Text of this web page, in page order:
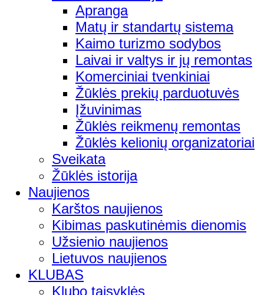
Apranga
Matų ir standartų sistema
Kaimo turizmo sodybos
Laivai ir valtys ir jų remontas
Komerciniai tvenkiniai
Žūklės prekių parduotuvės
Įžuvinimas
Žūklės reikmenų remontas
Žūklės kelionių organizatoriai
Sveikata
Žūklės istorija
Naujienos
Karštos naujienos
Kibimas paskutinėmis dienomis
Užsienio naujienos
Lietuvos naujienos
KLUBAS
Klubo taisyklės